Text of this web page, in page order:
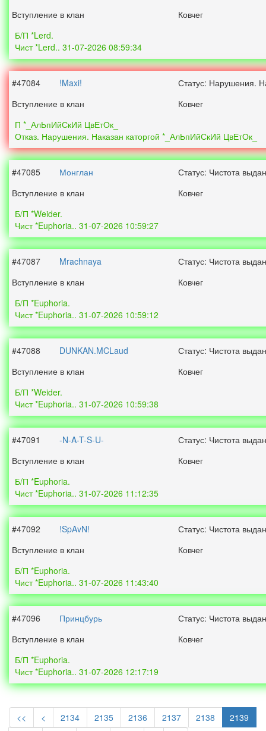
Вступление в клан
Ковчег
Б/П *Lerd.
Чист *Lerd.. 31-07-2026 08:59:34
#47084 !Maxi!
Статус: Нарушения.
Вступление в клан
Ковчег
П *_АлЬпИйСкИй ЦвЕтОк_
Отказ. Нарушения. Наказан каторгой *_АлЬпИйСкИй ЦвЕтОк_
#47085 Монглан
Статус: Чистота
Вступление в клан
Ковчег
Б/П *Weider.
Чист *Euphoria.. 31-07-2026 10:59:27
#47087 Mrachnaya
Статус: Чистота
Вступление в клан
Ковчег
Б/П *Euphoria.
Чист *Euphoria.. 31-07-2026 10:59:12
#47088 DUNKAN.MCLaud
Статус: Чистота
Вступление в клан
Ковчег
Б/П *Weider.
Чист *Euphoria.. 31-07-2026 10:59:38
#47091 -N-A-T-S-U-
Статус: Чистота
Вступление в клан
Ковчег
Б/П *Euphoria.
Чист *Euphoria.. 31-07-2026 11:12:35
#47092 !SpAvN!
Статус: Чистота
Вступление в клан
Ковчег
Б/П *Euphoria.
Чист *Euphoria.. 31-07-2026 11:43:40
#47096 Принцбурь
Статус: Чистота
Вступление в клан
Ковчег
Б/П *Euphoria.
Чист *Euphoria.. 31-07-2026 12:17:19
<< < 2134 2135 2136 2137 2138
2139